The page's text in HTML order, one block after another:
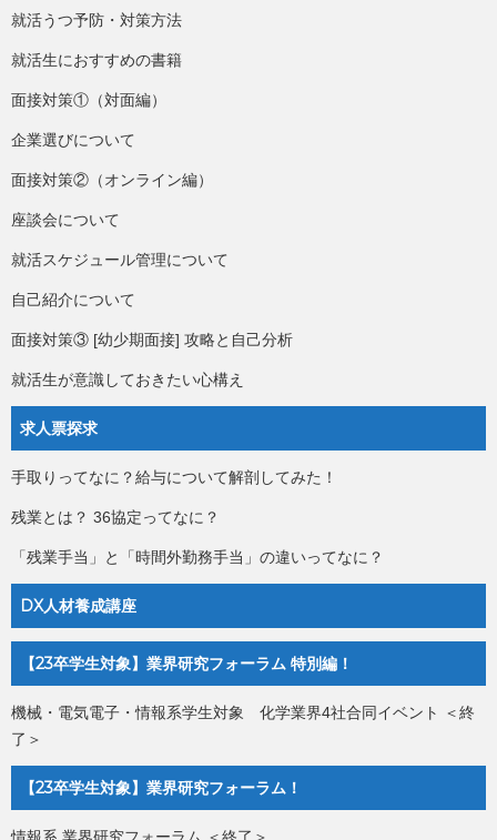
就活うつ予防・対策方法
就活生におすすめの書籍
面接対策①（対面編）
企業選びについて
面接対策②（オンライン編）
座談会について
就活スケジュール管理について
自己紹介について
面接対策③ [幼少期面接] 攻略と自己分析
就活生が意識しておきたい心構え
求人票探求
手取りってなに？給与について解剖してみた！
残業とは？ 36協定ってなに？
「残業手当」と「時間外勤務手当」の違いってなに？
DX人材養成講座
【23卒学生対象】業界研究フォーラム 特別編！
機械・電気電子・情報系学生対象 化学業界4社合同イベント ＜終
了＞
【23卒学生対象】業界研究フォーラム！